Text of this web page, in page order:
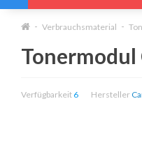
Verbrauchsmaterial
Tonermodul
Verfügbarkeit 6 Hersteller